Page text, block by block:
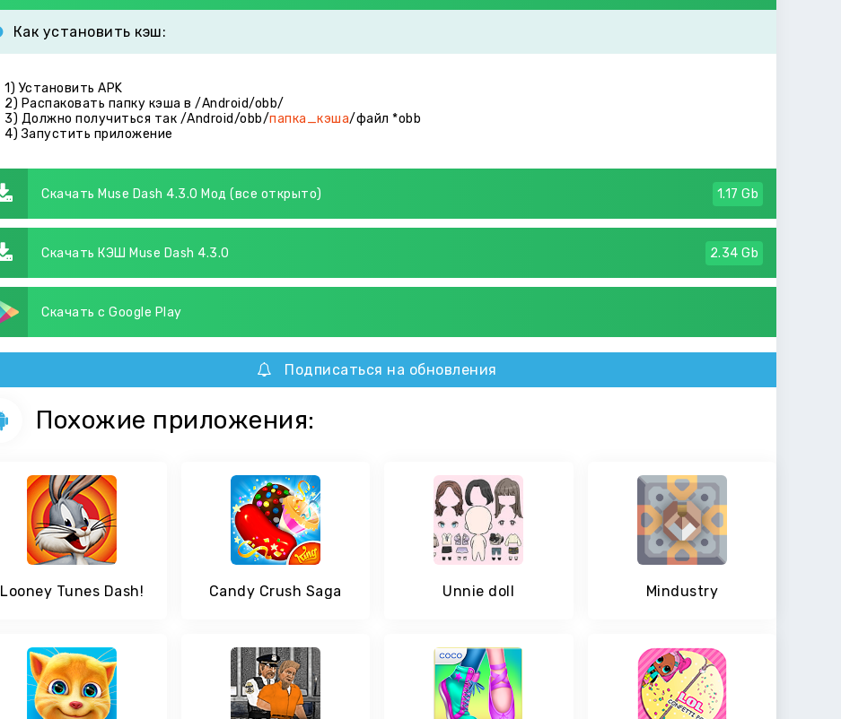
Как установить кэш:
1) Установить APK
2) Распаковать папку кэша в /Android/obb/
3) Должно получиться так /Android/obb/папка_кэша/файл *obb
4) Запустить приложение
Скачать Muse Dash 4.3.0 Мод (все открыто) 1.17 Gb
Скачать КЭШ Muse Dash 4.3.0 2.34 Gb
Скачать с Google Play
Подписаться на обновления
Похожие приложения:
Looney Tunes Dash! Candy Crush Saga Unnie doll Mindustry